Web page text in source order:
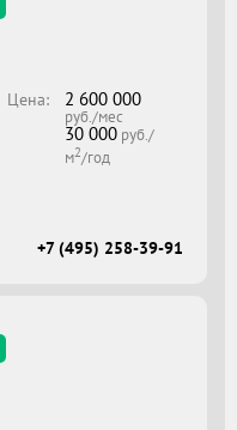
Цена: 2 600 000
руб./мес
30 000руб./
м2/год
+7 (495) 258-39-91